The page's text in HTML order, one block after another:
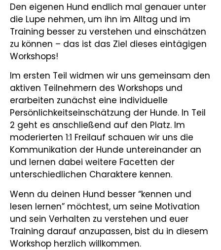
Den eigenen Hund endlich mal genauer unter
die Lupe nehmen, um ihn im Alltag und im
Training besser zu verstehen und einschätzen
zu können – das ist das Ziel dieses eintägigen
Workshops!
Im ersten Teil widmen wir uns gemeinsam den
aktiven Teilnehmern des Workshops und
erarbeiten zunächst eine individuelle
Persönlichkeitseinschätzung der Hunde. In Teil
2 geht es anschließend auf den Platz. Im
moderierten 1:1 Freilauf schauen wir uns die
Kommunikation der Hunde untereinander an
und lernen dabei weitere Facetten der
unterschiedlichen Charaktere kennen.
Wenn du deinen Hund besser “kennen und
lesen lernen” möchtest, um seine Motivation
und sein Verhalten zu verstehen und euer
Training darauf anzupassen, bist du in diesem
Workshop herzlich willkommen.